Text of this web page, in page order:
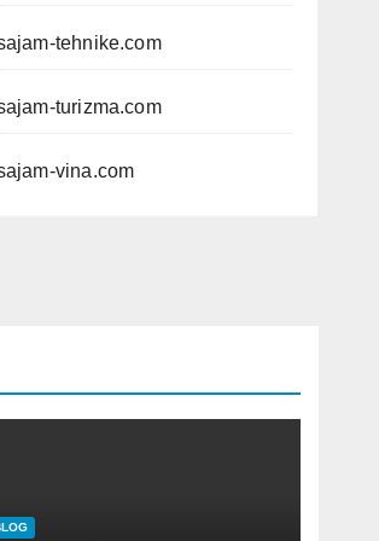
tehnike.com
turizma.com
vina.com